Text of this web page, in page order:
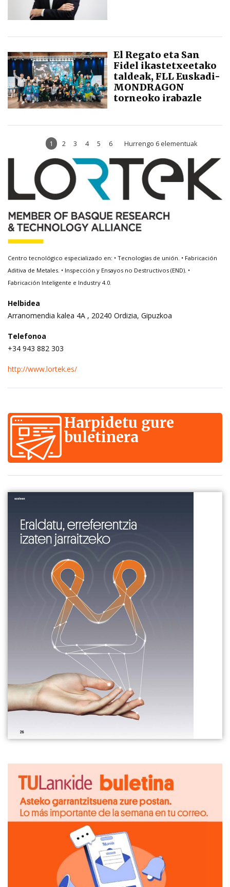
El Regato eta San
Fidel ikastetxeetako
taldeak, FLL Euskadi-
MONDRAGON
torneoko irabazle
1 2 3 4 5 6 Hurrengo 6 elementuak
Centro tecnológico especializado en: • Tecnologías de unión. • Fabricación
Aditiva de Metales. • Inspección y Ensayos no Destructivos (END). •
Fabricación Inteligente e Industry 4.0.
Helbidea
Arranomendia kalea 4A , 20240 Ordizia, Gipuzkoa
Telefonoa
+34 943 882 303
http://www.lortek.es/
Harpidetu gure
buletinera